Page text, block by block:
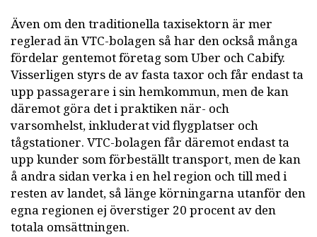
Även om den traditionella taxisektorn är mer
reglerad än VTC-bolagen så har den också många
fördelar gentemot företag som Uber och Cabify.
Visserligen styrs de av fasta taxor och får endast ta
upp passagerare i sin hemkommun, men de kan
däremot göra det i praktiken när- och
varsomhelst, inkluderat vid flygplatser och
tågstationer. VTC-bolagen får däremot endast ta
upp kunder som förbeställt transport, men de kan
å andra sidan verka i en hel region och till med i
resten av landet, så länge körningarna utanför den
egna regionen ej överstiger 20 procent av den
totala omsättningen.